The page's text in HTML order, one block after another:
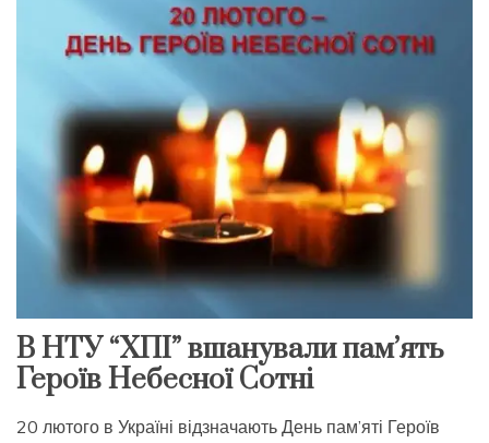
В НТУ “ХПІ” вшанували пам’ять
Героїв Небесної Сотні
20 лютого в Україні відзначають День пам’яті Героїв